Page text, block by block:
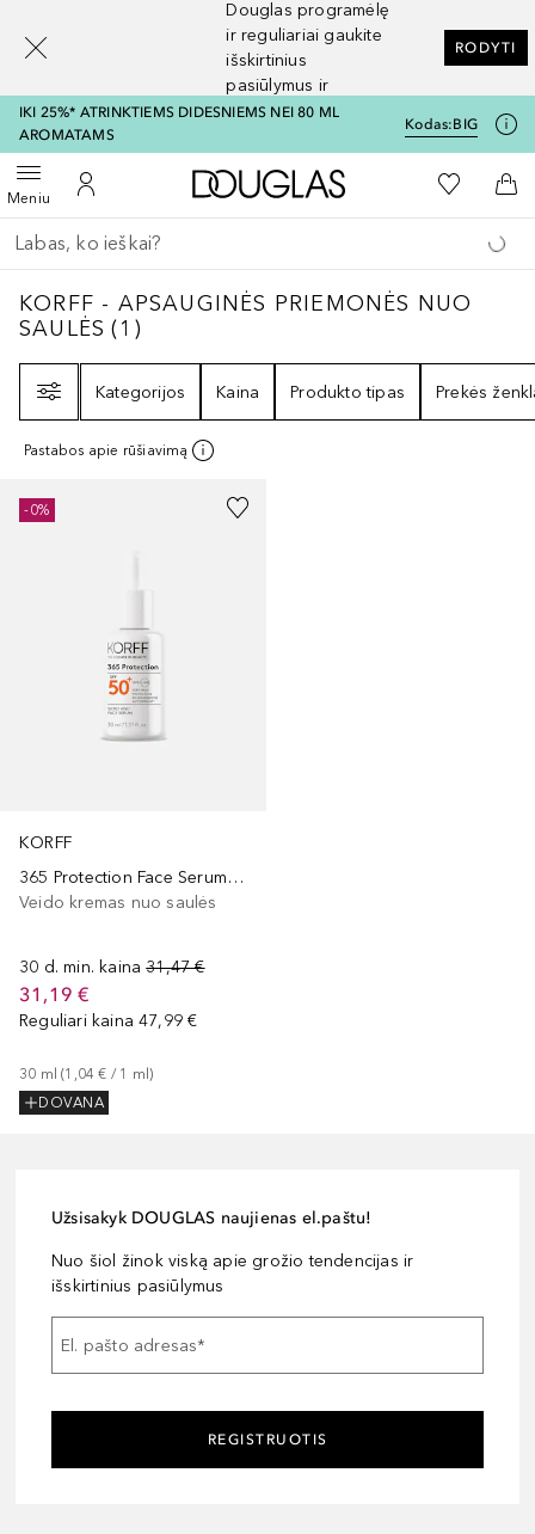
Douglas programėlę
ir reguliariai gaukite
išskirtinius
pasiūlymus ir
nuolaidas
RODYTI
IKI 25%* ATRINKTIEMS DIDESNIEMS NEI 80 ML
AROMATAMS
Kodas:BIG
MeniuAtidaryti meniuĮ mano paskyrą
Į Douglas pagrindinį
Į mano
Į
Grįžk atgal
Vykdykite paiešką
KORFF - APSAUGINĖS PRIEMONĖS NUO
KORFF - APSAUGINĖS PRIEMONĖS NUO
SAULĖS (1 )
Kategorijos
Kaina Produkto tipas Prekės
Pastabos apie rūšiavimą
KORFF
365 Protection Face Serum SPF50+
Veido kremas nuo saulės
30 d. min. kaina 31,47 €
31,19 €
Reguliari kaina 47,99 €
30 ml (1,04 € / 1 ml)
DOVANA
-0%
Užsisakyk DOUGLAS naujienas el.paštu!
Nuo šiol žinok viską apie grožio tendencijas ir
išskirtinius pasiūlymus
El. pašto adresas*
REGISTRUOTIS
[navigation.slideout.screenreader]